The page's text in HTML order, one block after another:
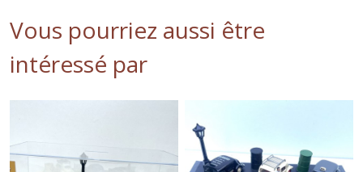
Vous pourriez aussi être
intéressé par